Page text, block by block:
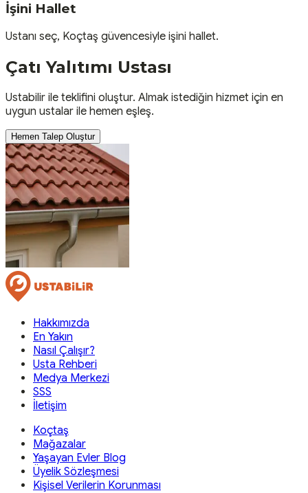
İşini Hallet
Ustanı seç, Koçtaş güvencesiyle işini hallet.
Çatı Yalıtımı Ustası
Ustabilir ile teklifini oluştur. Almak istediğin hizmet için en
uygun ustalar ile hemen eşleş.
Hemen Talep Oluştur
Hakkımızda
En Yakın
Nasıl Çalışır?
Usta Rehberi
Medya Merkezi
SSS
İletişim
Koçtaş
Mağazalar
Yaşayan Evler Blog
Üyelik Sözleşmesi
Kişisel Verilerin Korunması